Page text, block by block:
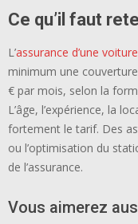
Ce qu’il faut
L’assurance d’une voiture
minimum une
€ par mois, selon la
L’âge, l’expérience, la
fortement le tarif. Des
ou l’optimisation du
de l’assurance.
Vous aimerez